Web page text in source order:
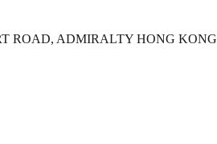
ROAD, ADMIRALTY HONG KONG